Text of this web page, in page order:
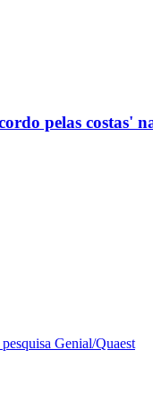
pelas costas'
Genial/Quaest